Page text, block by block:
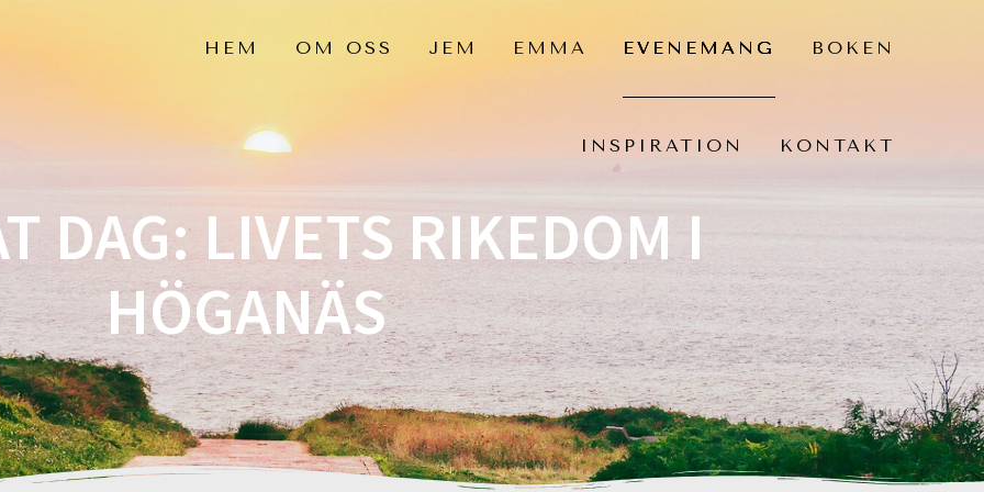
HEM OM OSS JEM EMMA EVENEMANG BOKEN
INSPIRATION KONTAKT
DAG: LIVETS RIKEDOM I
HÖGANÄS